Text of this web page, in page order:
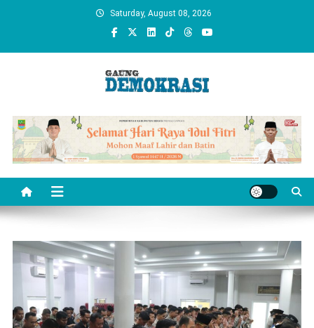
Saturday, August 08, 2026
gaungdemokrasi.com